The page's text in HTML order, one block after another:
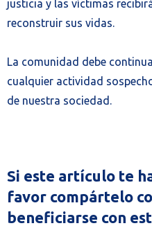
justicia y las víctimas
reconstruir sus vidas.
La comunidad debe
cualquier actividad
de nuestra sociedad.
Si este artículo te
favor compártelo
beneficiarse con